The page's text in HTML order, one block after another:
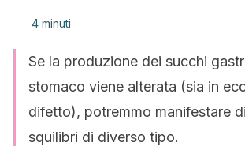
4 minuti
Se la produzione dei succhi
stomaco viene alterata (sia in
difetto), potremmo manifestare
squilibri di diverso tipo.